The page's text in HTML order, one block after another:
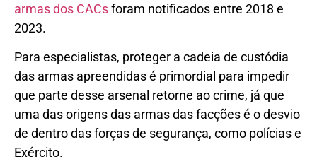
armas dos CACsforam notificados entre 2018 e
2023.
Para especialistas, proteger a cadeia de custódia
das armas apreendidas é primordial para impedir
que parte desse arsenal retorne ao crime, já que
uma das origens das armas das facções é o desvio
de dentro das forças de segurança, como polícias e
Exército.